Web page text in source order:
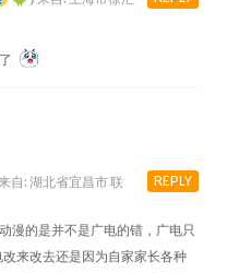
REPLY
自: 湖北省宜昌市 联
漫的是并不是广电的错，广电只
来改去还是因为自家家长各种